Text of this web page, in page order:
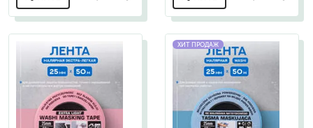
ХИТ ПРОДАЖ